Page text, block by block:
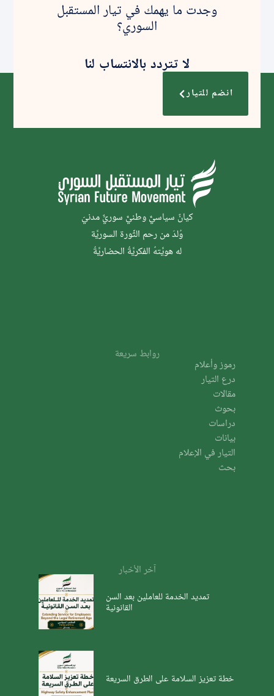
وجدت ما يهمك في تيار المستقبل
السوري؟
لا تتردد بالانتساب لنا
انضم للتيار
كيانٌ سياسيٌّ وطنيٌّ سوريٌّ مدنيّ
وُلدَ من رحم الثَّورة السوريَّة
له هويَّتهُ الفكريَّةُ الحضاريَّةُ
روابط سريعة
رموز وأعلام
درع التيار
مقالات
بحوث
دراسات
بيانات
التيار في الإعلام
بحث
آخر الأخبار
تمديد الخدمة للعاملين بعد السن
القانونية
خطة تعزيز السلامة على الطرق السريعة